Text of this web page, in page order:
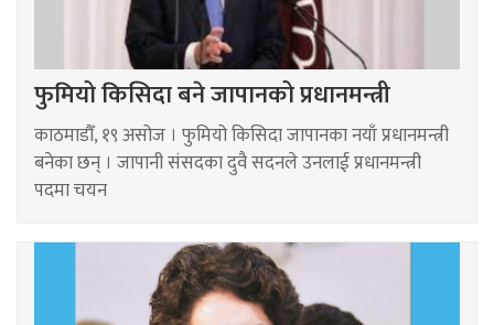
फुमियो किसिदा बने जापानको प्रधानमन्त्री
काठमाडौँ, १९ असोज । फुमियो किसिदा जापानका नयाँ प्रधानमन्त्री
बनेका छन् । जापानी संसदका दुवै सदनले उनलाई प्रधानमन्त्री
पदमा चयन